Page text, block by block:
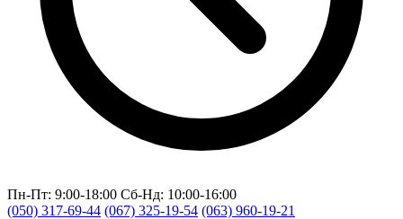
Пн-Пт: 9:00-18:00 Сб-Нд: 10:00-16:00
(050) 317-69-44 (067) 325-19-54 (063) 960-19-21